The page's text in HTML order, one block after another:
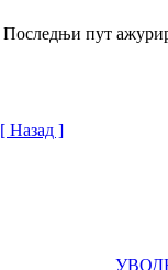
Последњи пут
[ Назад ]